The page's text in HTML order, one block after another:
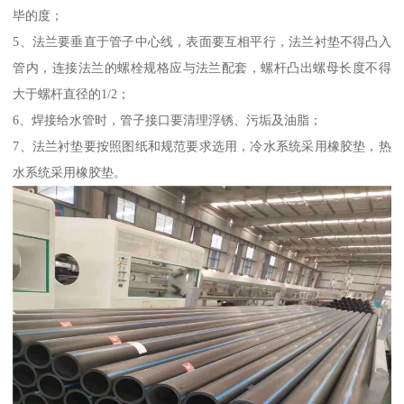
毕的度；
5、法兰要垂直于管子中心线，表面要互相平行，法兰衬垫不得凸入
管内，连接法兰的螺栓规格应与法兰配套，螺杆凸出螺母长度不得
大于螺杆直径的1/2；
6、焊接给水管时，管子接口要清理浮锈、污垢及油脂；
7、法兰衬垫要按照图纸和规范要求选用，冷水系统采用橡胶垫，热
水系统采用橡胶垫。